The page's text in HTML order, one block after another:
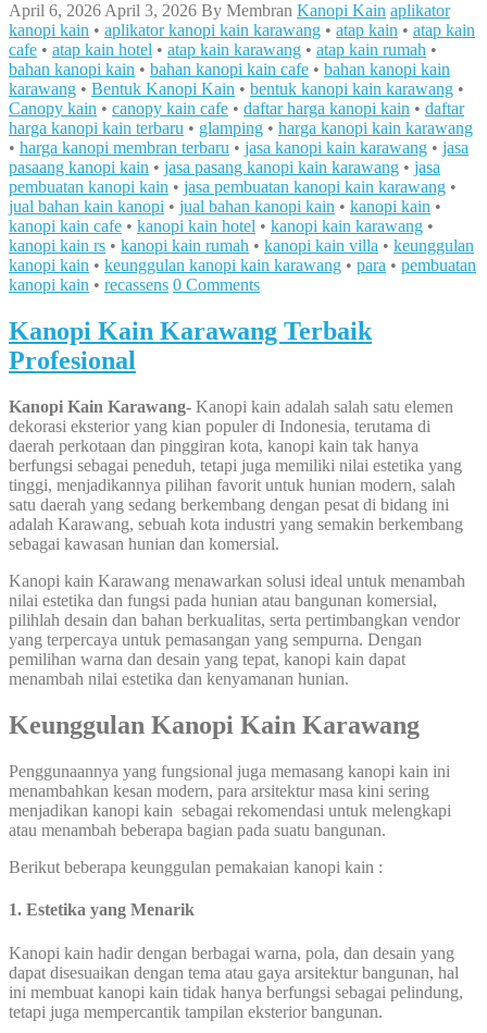
April 6, 2026 April 3, 2026 By Membran Kanopi Kain aplikator
kanopi kain • aplikator kanopi kain karawang • atap kain • atap kain
cafe • atap kain hotel • atap kain karawang • atap kain rumah •
bahan kanopi kain • bahan kanopi kain cafe • bahan kanopi kain
karawang • Bentuk Kanopi Kain • bentuk kanopi kain karawang •
Canopy kain • canopy kain cafe • daftar harga kanopi kain • daftar
harga kanopi kain terbaru • glamping • harga kanopi kain karawang
• harga kanopi membran terbaru • jasa kanopi kain karawang • jasa
pasaang kanopi kain • jasa pasang kanopi kain karawang • jasa
pembuatan kanopi kain • jasa pembuatan kanopi kain karawang •
jual bahan kain kanopi • jual bahan kanopi kain • kanopi kain •
kanopi kain cafe • kanopi kain hotel • kanopi kain karawang •
kanopi kain rs • kanopi kain rumah • kanopi kain villa • keunggulan
kanopi kain • keunggulan kanopi kain karawang • para • pembuatan
kanopi kain • recassens 0 Comments
Kanopi Kain Karawang Terbaik
Profesional
Kanopi Kain Karawang- Kanopi kain adalah salah satu elemen
dekorasi eksterior yang kian populer di Indonesia, terutama di
daerah perkotaan dan pinggiran kota, kanopi kain tak hanya
berfungsi sebagai peneduh, tetapi juga memiliki nilai estetika yang
tinggi, menjadikannya pilihan favorit untuk hunian modern, salah
satu daerah yang sedang berkembang dengan pesat di bidang ini
adalah Karawang, sebuah kota industri yang semakin berkembang
sebagai kawasan hunian dan komersial.
Kanopi kain Karawang menawarkan solusi ideal untuk menambah
nilai estetika dan fungsi pada hunian atau bangunan komersial,
pilihlah desain dan bahan berkualitas, serta pertimbangkan vendor
yang terpercaya untuk pemasangan yang sempurna. Dengan
pemilihan warna dan desain yang tepat, kanopi kain dapat
menambah nilai estetika dan kenyamanan hunian.
Keunggulan Kanopi Kain Karawang
Penggunaannya yang fungsional juga memasang kanopi kain ini
menambahkan kesan modern, para arsitektur masa kini sering
menjadikan kanopi kain sebagai rekomendasi untuk melengkapi
atau menambah beberapa bagian pada suatu bangunan.
Berikut beberapa keunggulan pemakaian kanopi kain :
1. Estetika yang Menarik
Kanopi kain hadir dengan berbagai warna, pola, dan desain yang
dapat disesuaikan dengan tema atau gaya arsitektur bangunan, hal
ini membuat kanopi kain tidak hanya berfungsi sebagai pelindung,
tetapi juga mempercantik tampilan eksterior bangunan.